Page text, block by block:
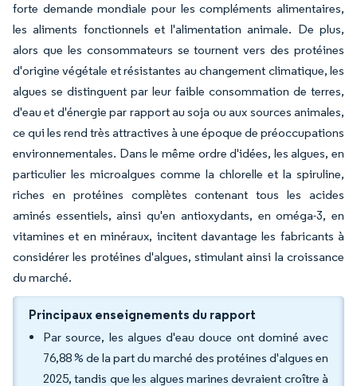
forte demande mondiale pour les compléments alimentaires,
les aliments fonctionnels et l'alimentation animale. De plus,
alors que les consommateurs se tournent vers des protéines
d'origine végétale et résistantes au changement climatique, les
algues se distinguent par leur faible consommation de terres,
d'eau et d'énergie par rapport au soja ou aux sources animales,
ce qui les rend très attractives à une époque de préoccupations
environnementales. Dans le même ordre d'idées, les algues, en
particulier les microalgues comme la chlorelle et la spiruline,
riches en protéines complètes contenant tous les acides
aminés essentiels, ainsi qu'en antioxydants, en oméga-3, en
vitamines et en minéraux, incitent davantage les fabricants à
considérer les protéines d'algues, stimulant ainsi la croissance
du marché.
Principaux enseignements du rapport
Par source, les algues d'eau douce ont dominé avec
76,88 % de la part du marché des protéines d'algues en
2025, tandis que les algues marines devraient croître à